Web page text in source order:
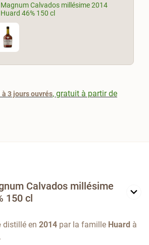
Magnum Calvados millésime 2014
Huard 46% 150 cl
3 jours ouvrés, gratuit à partir de
Calvados millésime
150 cl
distillé en 2014 par la famille Huard à